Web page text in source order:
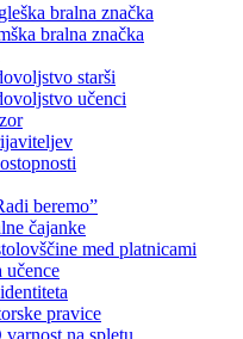
bralna značka
bralna značka
starši
učenci
beremo”
čajanke
med platnicami
učence
pravice
na spletu